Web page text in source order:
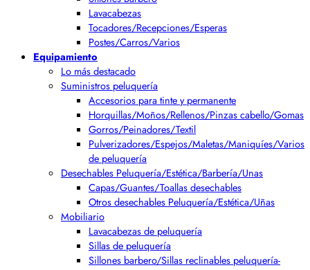
Lavacabezas
Tocadores/Recepciones/Esperas
Postes/Carros/Varios
Equipamiento
Lo más destacado
Suministros peluquería
Accesorios para tinte y permanente
Horquillas/Moños/Rellenos/Pinzas cabello/Gomas
Gorros/Peinadores/Textil
Pulverizadores/Espejos/Maletas/Maniquíes/Varios
de peluquería
Desechables Peluquería/Estética/Barbería/Unas
Capas/Guantes/Toallas desechables
Otros desechables Peluquería/Estética/Uñas
Mobiliario
Lavacabezas de peluquería
Sillas de peluquería
Sillones barbero/Sillas reclinables peluquería-